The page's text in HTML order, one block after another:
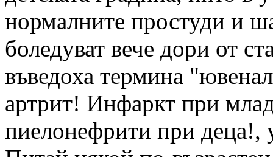
нормалните простуди и
боледуват вече дори от
въведоха термина
артрит! Инфаркт при
пиелонефрити при деца!,